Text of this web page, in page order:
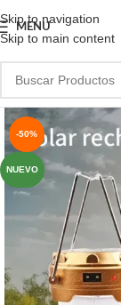
Skip to navigation
Skip to main content
MENU
-50%
NUEVO